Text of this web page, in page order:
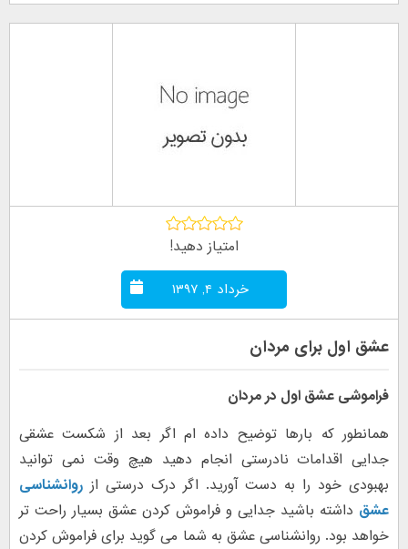
امتیاز دهید!
خرداد ۴, ۱۳۹۷
عشق اول برای مردان
فراموشی عشق اول در مردان
همانطور که بارها توضیح داده ام اگر بعد از شکست عشقی
جدایی اقدامات نادرستی انجام دهید هیچ وقت نمی توانید
بهبودی خود را به دست آورید. اگر درک درستی از روانشناسی
عشق داشته باشید جدایی و فراموش کردن عشق بسیار راحت تر
خواهد بود. روانشناسی عشق به شما می گوید برای فراموش کردن